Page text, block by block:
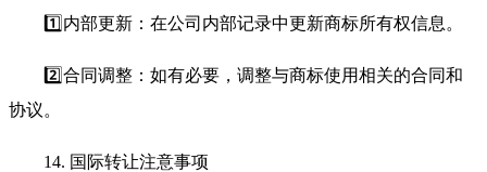
1️⃣内部更新：在公司内部记录中更新商标所有权信息。
2️⃣合同调整：如有必要，调整与商标使用相关的合同和
协议。
14. 国际转让注意事项